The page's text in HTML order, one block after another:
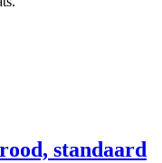
standaard